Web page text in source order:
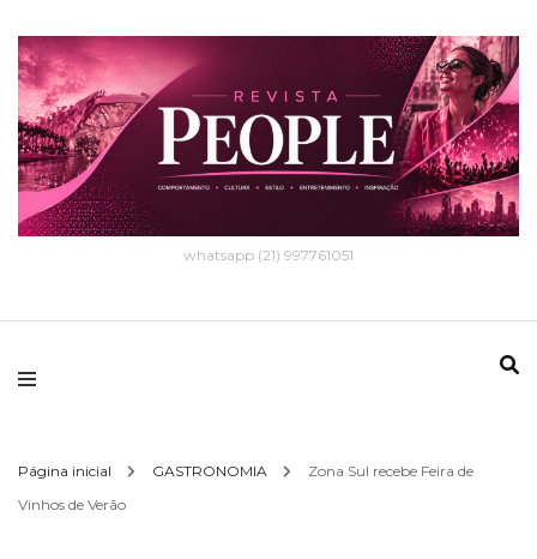
whatsapp (21) 997761051
Página inicial GASTRONOMIA
Zona Sul recebe Feira de
Vinhos de Verão